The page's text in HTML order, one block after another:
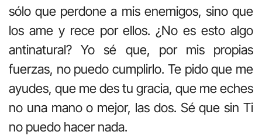
sólo que perdone a mis enemigos, sino que
los ame y rece por ellos. ¿No es esto algo
antinatural? Yo sé que, por mis propias
fuerzas, no puedo cumplirlo. Te pido que me
ayudes, que me des tu gracia, que me eches
no una mano o mejor, las dos. Sé que sin Ti
no puedo hacer nada.